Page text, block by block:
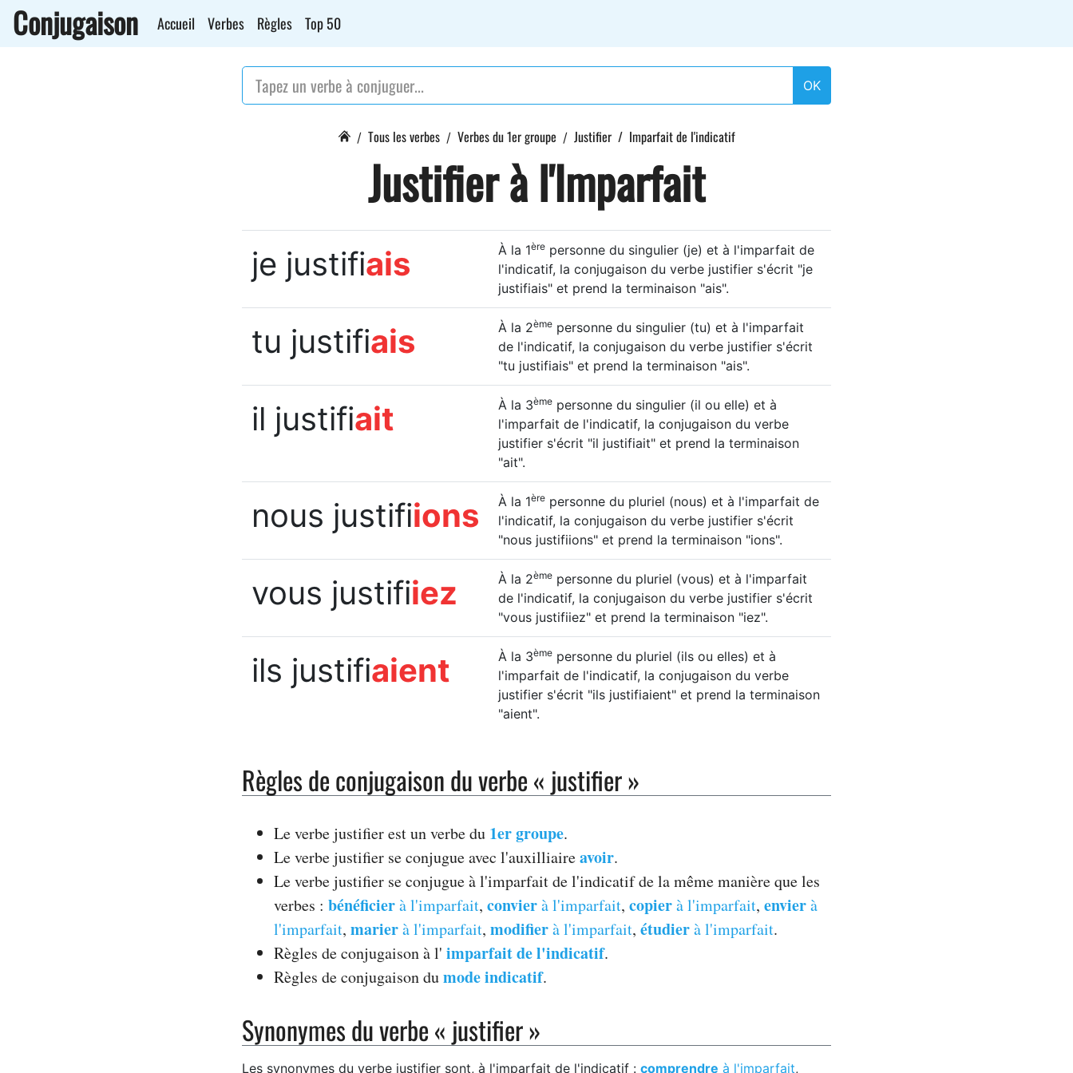
Conjugaison Accueil Verbes Règles Top 50
OK
Tous les verbes Verbes du 1er groupe Justifier Imparfait de l'indicatif
Justifier à l'Imparfait
je justifiais À la 1ère personne du singulier (je) et à l'imparfait de
l'indicatif, la conjugaison du verbe justifier s'écrit "je
justifiais" et prend la terminaison "ais".
tu justifiais À la 2ème personne du singulier (tu) et à l'imparfait
de l'indicatif, la conjugaison du verbe justifier s'écrit
"tu justifiais" et prend la terminaison "ais".
il justifiait À la 3ème personne du singulier (il ou elle) et à
l'imparfait de l'indicatif, la conjugaison du verbe
justifier s'écrit "il justifiait" et prend la terminaison
"ait".
nous justifiions À la 1ère personne du pluriel (nous) et à l'imparfait de
l'indicatif, la conjugaison du verbe justifier s'écrit
"nous justifiions" et prend la terminaison "ions".
vous justifiiez À la 2ème personne du pluriel (vous) et à l'imparfait
de l'indicatif, la conjugaison du verbe justifier s'écrit
"vous justifiiez" et prend la terminaison "iez".
ils justifiaient À la 3ème personne du pluriel (ils ou elles) et à
l'imparfait de l'indicatif, la conjugaison du verbe
justifier s'écrit "ils justifiaient" et prend la terminaison
"aient".
Règles de conjugaison du verbe « justifier »
Le verbe justifier est un verbe du 1er groupe.
Le verbe justifier se conjugue avec l'auxilliaireavoir.
Le verbe justifier se conjugue à l'imparfait de l'indicatif de la même manière que les
verbes : bénéficierà l'imparfait, convierà l'imparfait, copierà l'imparfait, envierà
l'imparfait, marierà l'imparfait, modifierà l'imparfait, étudierà l'imparfait.
Règles de conjugaison à l' imparfait de l'indicatif.
Règles de conjugaison dumode indicatif.
Synonymes du verbe « justifier »
Les synonymes du verbe justifier sont, à l'imparfait de l'indicatif : comprendre à l'imparfait,